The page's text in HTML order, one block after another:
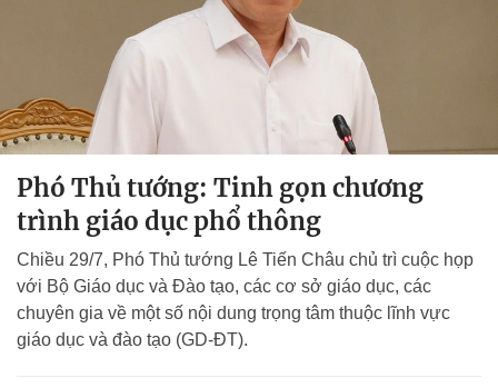
Phó Thủ tướng: Tinh gọn chương
trình giáo dục phổ thông
Chiều 29/7, Phó Thủ tướng Lê Tiến Châu chủ trì cuộc họp
với Bộ Giáo dục và Đào tạo, các cơ sở giáo dục, các
chuyên gia về một số nội dung trọng tâm thuộc lĩnh vực
giáo dục và đào tạo (GD-ĐT).